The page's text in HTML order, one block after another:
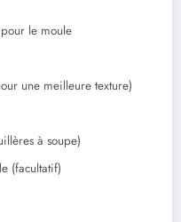
le moule
une meilleure texture)
à soupe)
(facultatif)